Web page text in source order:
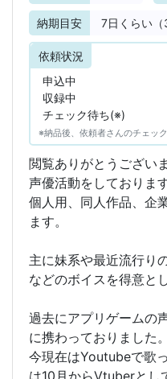
納期目安 7日くらい（
依頼状況
申込中
収録中
チェック待ち(※)
※納品後、依頼者さんのチェッ
閲覧ありがとうございま
声優活動をしておりま
個人用、同人作品、企
ます。
主に妹系や最近流行り
などのボイスを得意と
過去にアプリゲームの
に携わっておりました。
今現在はYoutubeで歌